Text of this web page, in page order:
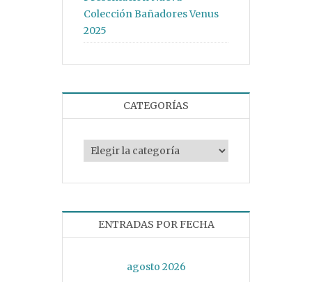
Colección Bañadores Venus
2025
CATEGORÍAS
Categorías
ENTRADAS POR FECHA
agosto 2026